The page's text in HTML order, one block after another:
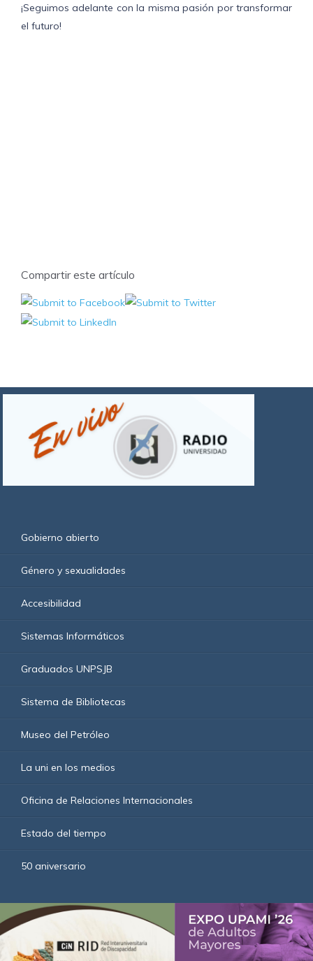
¡Seguimos adelante con la misma pasión por transformar
el futuro!
Compartir este artículo
Gobierno abierto
Género y sexualidades
Accesibilidad
Sistemas Informáticos
Graduados UNPSJB
Sistema de Bibliotecas
Museo del Petróleo
La uni en los medios
Oficina de Relaciones Internacionales
Estado del tiempo
50 aniversario